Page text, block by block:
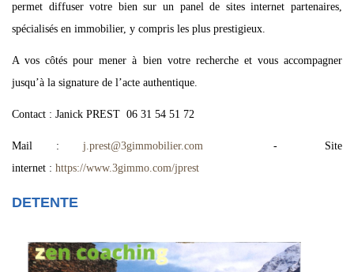
permet diffuser votre bien sur un panel de sites internet partenaires,
spécialisés en immobilier, y compris les plus prestigieux.
A vos côtés pour mener à bien votre recherche et vous accompagner
jusqu’à la signature de l’acte authentique.
Contact : Janick PREST 06 31 54 51 72
Mail : j.prest@3gimmobilier.com- Site
internet : https://www.3gimmo.com/jprest
DETENTE